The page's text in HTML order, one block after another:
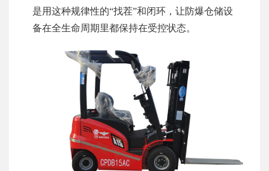
是用这种规律性的“找茬”和闭环，让防爆仓储设
备在全生命周期里都保持在受控状态。